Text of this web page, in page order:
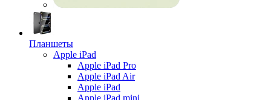
Планшеты
Apple iPad
Apple iPad Pro
Apple iPad Air
Apple iPad
Apple iPad mini